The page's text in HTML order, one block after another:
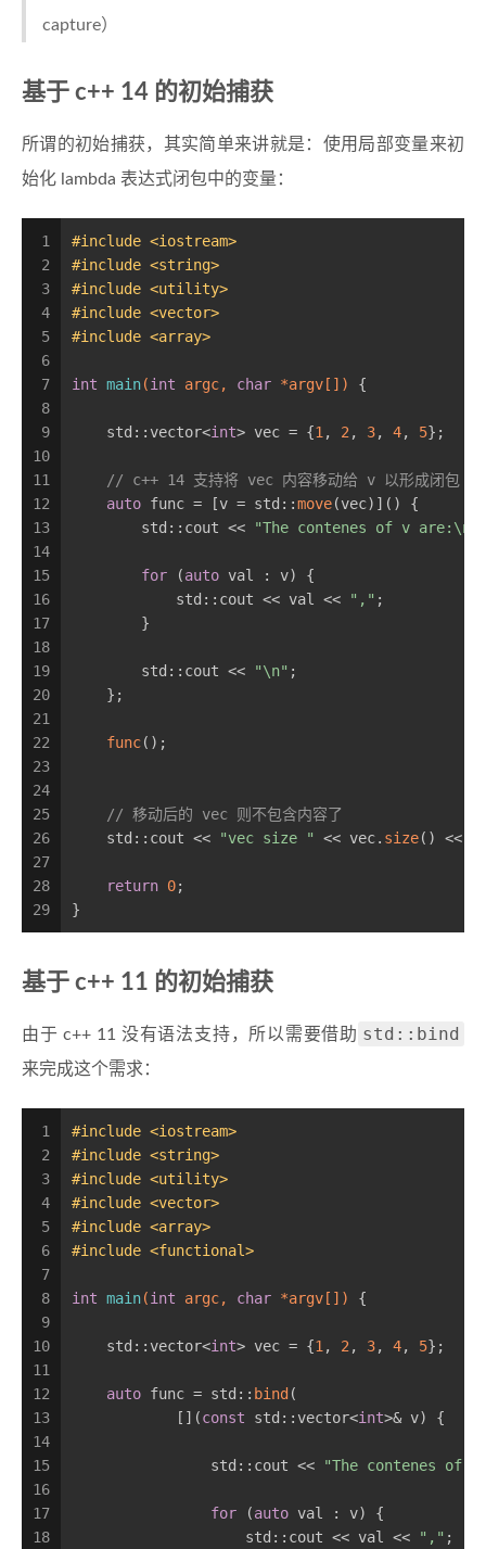
capture）
基于 c++ 14 的初始捕获
所谓的初始捕获，其实简单来讲就是：使用局部变量来初
始化 lambda 表达式闭包中的变量：
1
2
3
4
5
6
7
8
9
10
11
12
13
14
15
16
17
18
19
20
21
22
23
24
25
26
27
28
29
#include <iostream>
#include <string>
#include <utility>
#include <vector>
#include <array>
int main(int argc, char *argv[]) {
    std::vector<
int> vec = {1 , 2 , 3, 4, 5};
// c++ 14 支持将 vec 内容移动给 v 以形成闭包
auto func = [v = std::move(vec)]() {
        std::cout <<
"The contenes of v are:\n"
for (auto val : v) {
            std::cout << val <<
"," ;
        }
        std::cout <<
"\n" ;
    };
func();
// 移动后的 vec 则不包含内容了
    std::cout <<
"vec size " << vec. size() <<
return 0;
}
基于 c++ 11 的初始捕获
由于 c++ 11 没有语法支持，所以需要借助 std::bind
来完成这个需求：
1
2
3
4
5
6
7
8
9
10
11
12
13
14
15
16
17
18
#include <iostream>
#include <string>
#include <utility>
#include <vector>
#include <array>
#include <functional>
int main(int argc, char *argv[]) {
    std::vector<
int> vec = {1 , 2 , 3, 4, 5};
auto func = std:: bind (
            [](
const std::vector<int>& v) {
                std::cout <<
"The contenes of
for (auto val : v) {
                    std::cout << val <<
"," ;